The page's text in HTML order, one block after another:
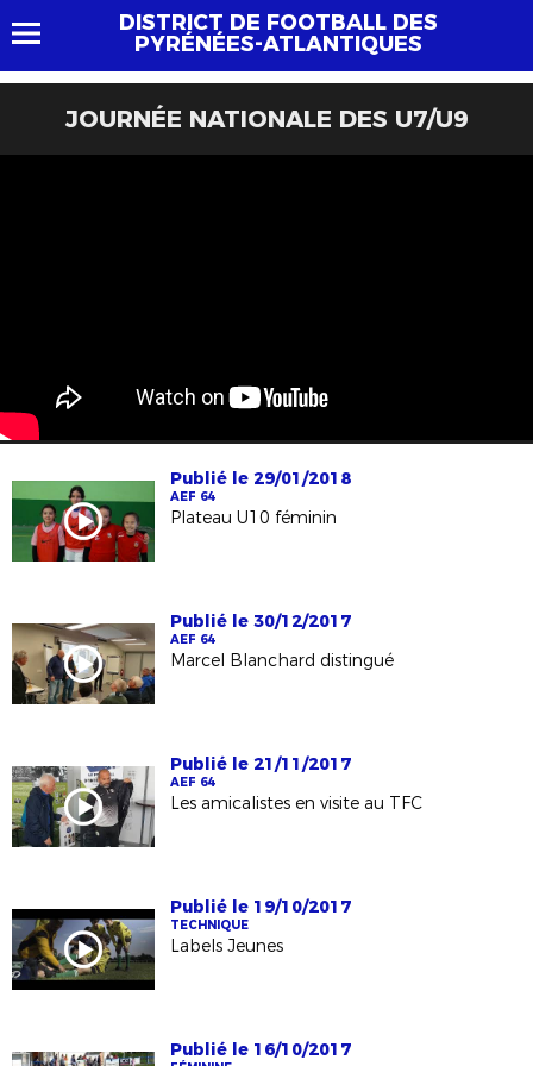
DISTRICT DE FOOTBALL DES
PYRÉNÉES-ATLANTIQUES
JOURNÉE NATIONALE DES U7/U9
Publié le 29/01/2018
AEF 64
Plateau U10 féminin
Publié le 30/12/2017
AEF 64
Marcel Blanchard distingué
Publié le 21/11/2017
AEF 64
Les amicalistes en visite au TFC
Publié le 19/10/2017
TECHNIQUE
Labels Jeunes
Publié le 16/10/2017